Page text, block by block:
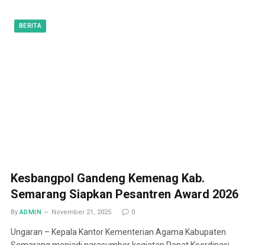
BERITA
Kesbangpol Gandeng Kemenag Kab.
Semarang Siapkan Pesantren Award 2026
By ADMIN November 21, 2025 0
Ungaran – Kepala Kantor Kementerian Agama Kabupaten